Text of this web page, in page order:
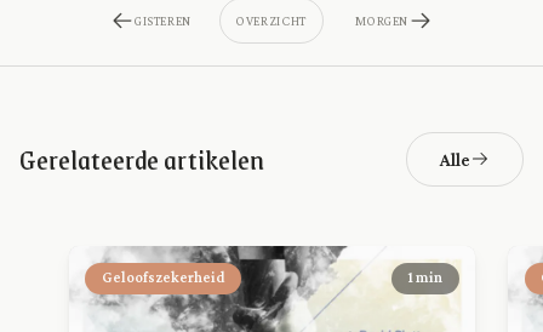
GISTEREN OVERZICHT MORGEN
Gerelateerde artikelen Alle
Geloofszekerheid 1 min